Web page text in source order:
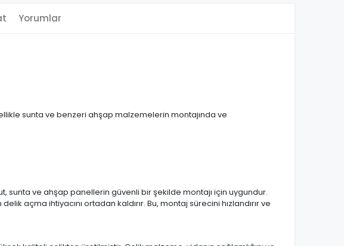
Yorumlar
sunta ve benzeri ahşap malzemelerin montajında ve
sunta ve ahşap panellerin güvenli bir şekilde montajı için uygundur.
açma ihtiyacını ortadan kaldırır. Bu, montaj sürecini hızlandırır ve